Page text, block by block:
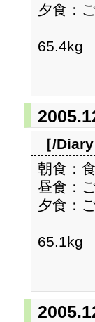
夕食：
65.4kg
［/Diary
朝食：
昼食：
夕食：
65.1kg